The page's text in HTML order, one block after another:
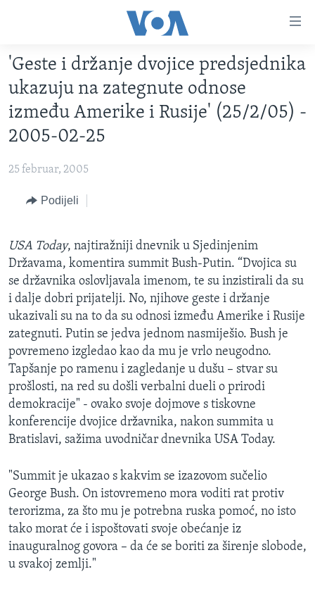
glavni
sadržaj
Pređi
na
glavnu
Idi
pretragu
FOTOGRAFIJE DANA
SJEDINJENE AMERIČKE DRŽAVE
BOSNA I HERCEGOVINA
NAUKA I TEHNOLOGIJA
SPECIJALNI PROJEKTI
SLOBODA MEDIJA
ŽENSKA STRANA
IZBJEGLIČKA STRANA
MAGAZIN
O GLASU AMERIKE
Learning English
PRATITE NAS
Jezici
'Geste i držanje dvojice predsjednika
ukazuju na zategnute odnose
između Amerike i Rusije' (25/2/05) -
2005-02-25
25 februar, 2005
Podijeli
USA Today, najtiražniji dnevnik u Sjedinjenim
Državama, komentira summit Bush-Putin. “Dvojica su
se državnika oslovljavala imenom, te su inzistirali da su
i dalje dobri prijatelji. No, njihove geste i držanje
ukazivali su na to da su odnosi između Amerike i Rusije
zategnuti. Putin se jedva jednom nasmiješio. Bush je
povremeno izgledao kao da mu je vrlo neugodno.
Tapšanje po ramenu i zagledanje u dušu – stvar su
prošlosti, na red su došli verbalni dueli o prirodi
demokracije" - ovako svoje dojmove s tiskovne
konferencije dvojice državnika, nakon summita u
Bratislavi, sažima uvodničar dnevnika USA Today.
"Summit je ukazao s kakvim se izazovom sučelio
George Bush. On istovremeno mora voditi rat protiv
terorizma, za što mu je potrebna ruska pomoć, no isto
tako morat će i ispoštovati svoje obećanje iz
inauguralnog govora – da će se boriti za širenje slobode,
u svakoj zemlji."